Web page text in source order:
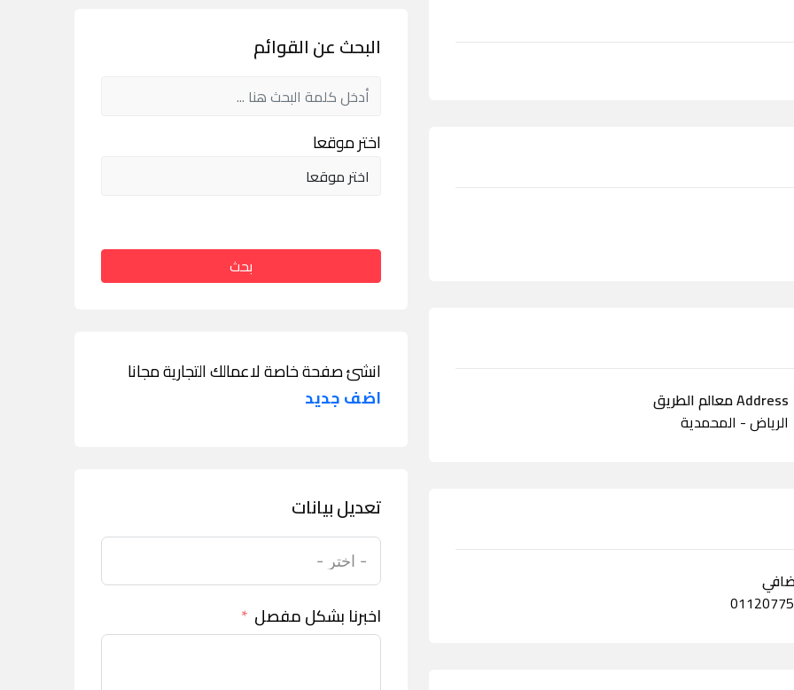
Address معالم الطريق
الرياض - المحمدية
البحث عن القوائم
اختر موقعا
بحث
انشئ صفحة خاصة لاعمالك التجارية مجانا
اضف جديد
تعديل بيانات
اخبرنا بشكل مفصل